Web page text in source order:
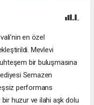
en özel
Mevlevi
bir buluşmasına
Semazen
performans
huzur ve ilahi aşk dolu